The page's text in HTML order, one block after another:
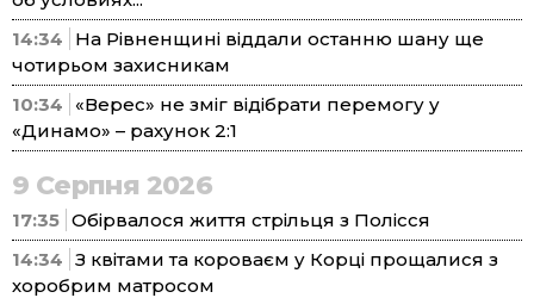
14:34
На Рівненщині віддали останню шану ще
чотирьом захисникам
10:34
«Верес» не зміг відібрати перемогу у
«Динамо» – рахунок 2:1
9 Серпня 2026
17:35 Обірвалося життя стрільця з Полісся
14:34 З квітами та короваєм у Корці прощалися з
хоробрим матросом